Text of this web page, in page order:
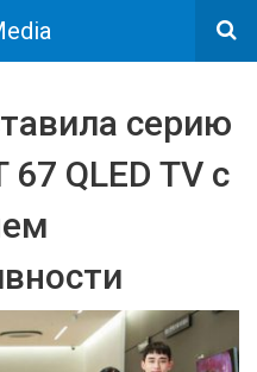
серию
QLED TV с